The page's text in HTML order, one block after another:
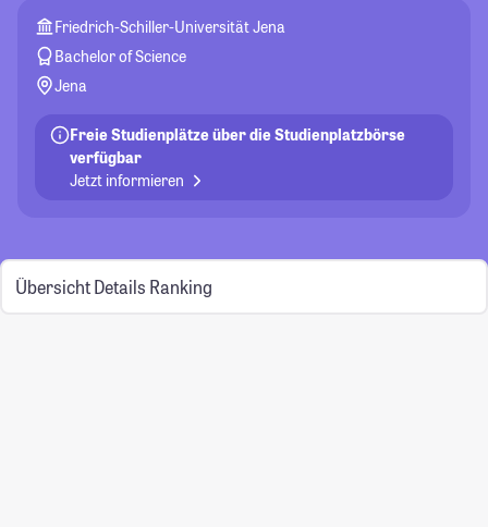
Friedrich-Schiller-Universität Jena
Bachelor of Science
Jena
Freie Studienplätze über die Studienplatzbörse
verfügbar
Jetzt informieren
Übersicht Details Ranking